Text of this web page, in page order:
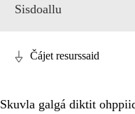
Sisdoallu
Čájet resurssaid
Skuvla galgá diktit